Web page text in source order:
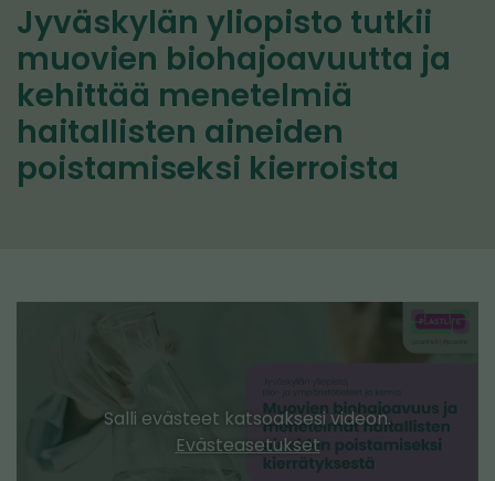
Jyväskylän yliopisto tutkii
muovien biohajoavuutta ja
kehittää menetelmiä
haitallisten aineiden
poistamiseksi kierroista
Salli evästeet katsoaksesi videon.
Evästeasetukset